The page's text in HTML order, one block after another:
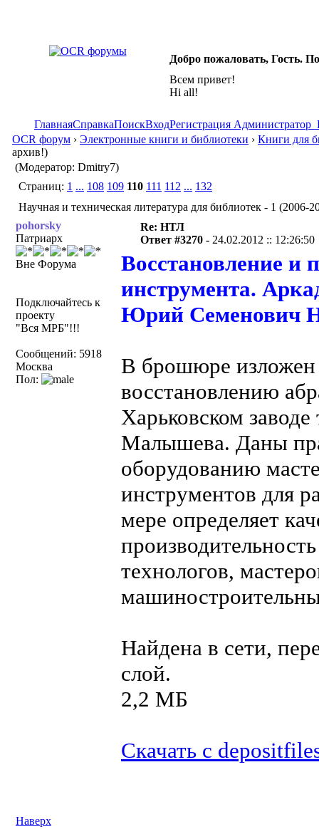
Добро пожаловать, Гость.
Всем привет!
Hi all!
ГлавнаяСправкаПоискВходРегистрация Администратор
OCR форум › Электронные книги и библиотеки › Книги для
архив!)
(Модератор: Dmitry7)
Страниц: 1 ... 108 109 110 111 112 ... 132
Научная и техническая литература для библиотек - 1 (2006-
pohorsky
Патриарх
Вне Форума
Подключайтесь к
проекту
"Вся МРБ"!!!
Сообщений: 5918
Москва
Пол:
Re: НТЛ
Ответ #3270 - 24.02.2012 :: 12:26:50
Восстановление и
инструмента.
Юрий Семенович
В брошюре изложен
восстановлению
Харьковском
Малышева. Даны
оборудованию
инструментов для
мере определяет
технологов,
Найдена в сети,
слой.
2,2 МБ
Скачать с
Наверх